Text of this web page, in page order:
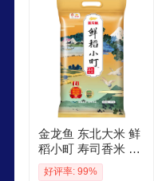
金龙鱼 东北大米 鲜
稻小町 寿司香米 10
斤
好评率: 99%